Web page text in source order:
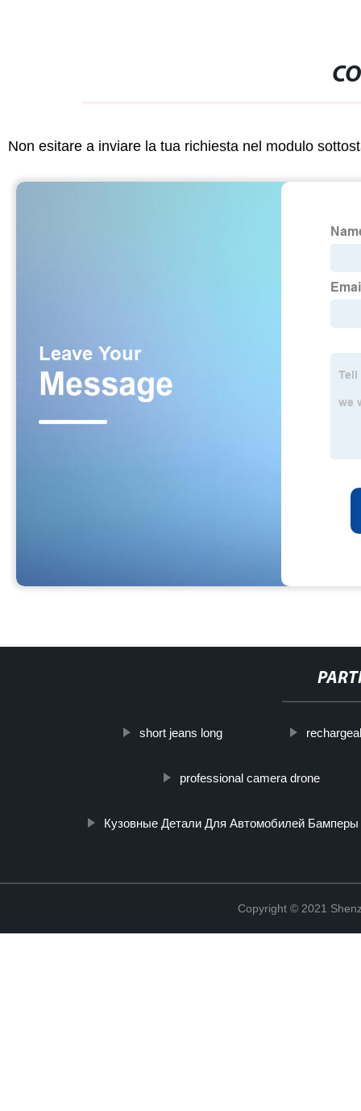
Non esitare a inviare la tua richiesta nel modulo
short jeans long
professional camera drone
Кузовные Детали Для Автомобилей Бамперы
Copyright © 2021